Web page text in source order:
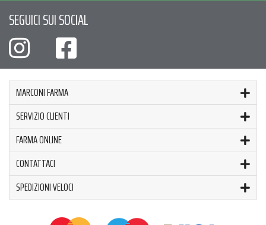
SEGUICI SUI SOCIAL
MARCONI FARMA
SERVIZIO CLIENTI
FARMA ONLINE
CONTATTACI
SPEDIZIONI VELOCI